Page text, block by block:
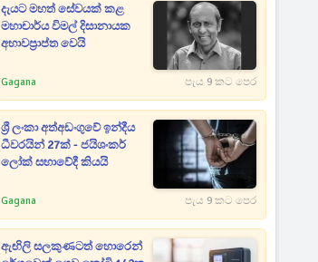
දැයට මහත් සේවයක් කළ
මහාචාර්ය විමල් දිසානායක
අභාවප්‍රාප්ත වෙයි
Gagana පැය 9 කට පෙර
ශ්‍රී ලංකා අත්අඩංගුවේ ඉන්දීය
ධීවරයින් 27ක් - ජයිශංකර්
ලෝක් සභාවේදී කියයි
Gagana පැය 9 කට පෙර
ඇඟිලි සලකුණටත් හොරෙන්